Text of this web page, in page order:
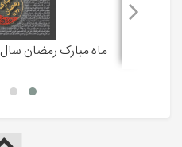
جدا کردن زکات از مال
ماه مبارک رمضان سال 1438 (1396 شمسی)